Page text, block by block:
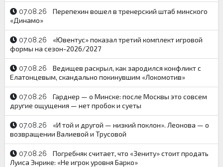
07.08.26
Перепехин вошел в тренерский штаб минского
«Динамо»
07.08.26
«Ювентус» показал третий комплект игровой
формы на сезон-2026/2027
07.08.26
Ведищев раскрыл, как зародился конфликт с
Елатонцевым, скандально покинувшим «Локомотив»
07.08.26
Гарднер — о Минске: после Москвы это совсем
другие ощущения — нет пробок и суеты
07.08.26
«И той и другой — низкий поклон». Леонова — о
возвращении Валиевой и Трусовой
07.08.26
Погребняк считает, что «Зениту» стоит продать
Луиса Энрике: «Не игрок уровня Барко»